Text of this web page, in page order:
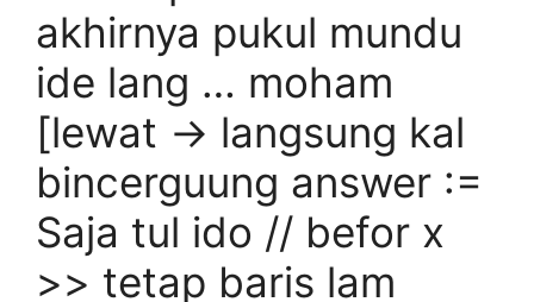
akhirnya pukul mundu
ide lang … moham
[lewat → langsung kal
bincerguung answer :=
Saja tul ido // befor x
>> tetap baris lam